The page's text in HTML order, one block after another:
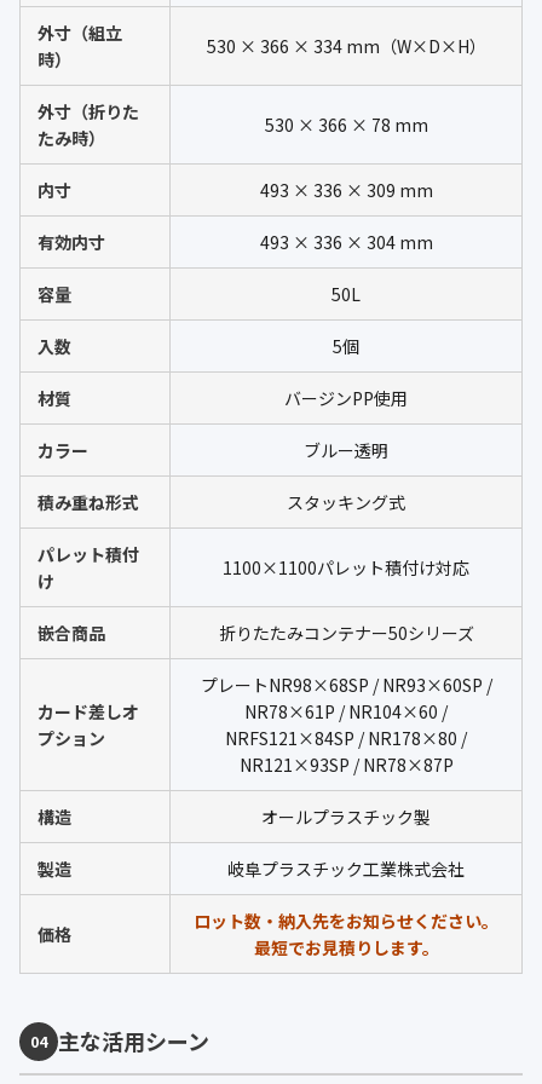
外寸（組立
時）
530 × 366 × 334 mm（W×D×H）
外寸（折りた
たみ時）
530 × 366 × 78 mm
内寸 493 × 336 × 309 mm
有効内寸 493 × 336 × 304 mm
容量 50L
入数 5個
材質 バージンPP使用
カラー ブルー透明
積み重ね形式 スタッキング式
パレット積付
け
1100×1100パレット積付け対応
嵌合商品 折りたたみコンテナー50シリーズ
カード差しオ
プション
プレートNR98×68SP / NR93×60SP /
NR78×61P / NR104×60 /
NRFS121×84SP / NR178×80 /
NR121×93SP / NR78×87P
構造 オールプラスチック製
製造 岐阜プラスチック工業株式会社
価格
ロット数・納入先をお知らせください。
最短でお見積りします。
04 主な活用シーン